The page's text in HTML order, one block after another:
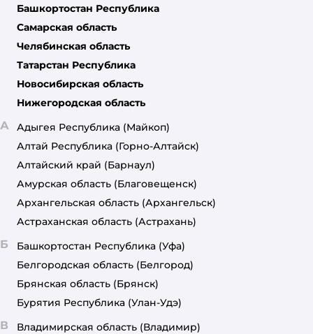
Башкортостан Республика
Самарская область
Челябинская область
Татарстан Республика
Новосибирская область
Нижегородская область
А Адыгея Республика (Майкоп)
Алтай Республика (Горно-Алтайск)
Алтайский край (Барнаул)
Амурская область (Благовещенск)
Архангельская область (Архангельск)
Астраханская область (Астрахань)
Б Башкортостан Республика (Уфа)
Белгородская область (Белгород)
Брянская область (Брянск)
Бурятия Республика (Улан-Удэ)
В Владимирская область (Владимир)